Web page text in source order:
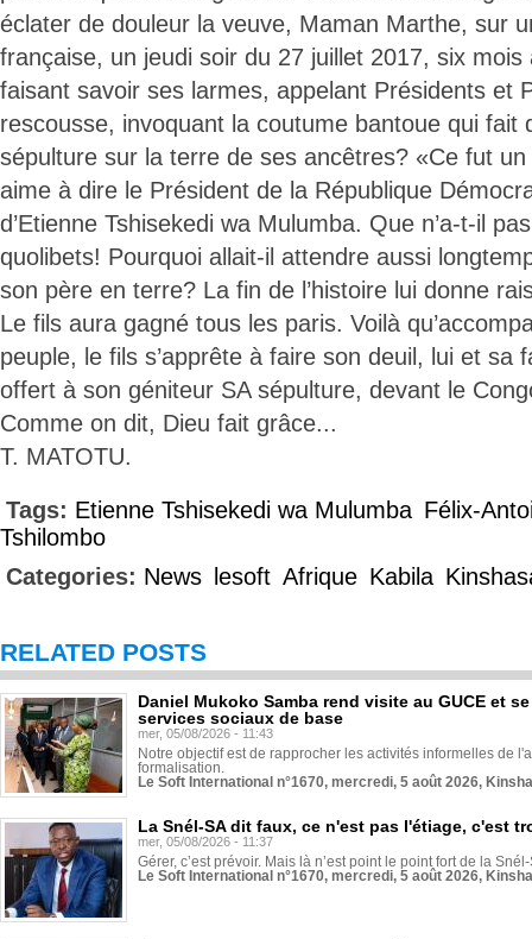
éclater de douleur la veuve, Maman Marthe, sur
française, un jeudi soir du 27 juillet 2017, six mois
faisant savoir ses larmes, appelant Présidents et
rescousse, invoquant la coutume bantoue qui fait
sépulture sur la terre de ses ancêtres? «Ce fut
aime à dire le Président de la République
d’Etienne Tshisekedi wa Mulumba. Que n’a-t-il
quolibets! Pourquoi allait-il attendre aussi
son père en terre? La fin de l’histoire lui donne
Le fils aura gagné tous les paris. Voilà
peuple, le fils s’apprête à faire son deuil, lui et sa
offert à son géniteur SA sépulture, devant le
Comme on dit, Dieu fait grâce...
T. MATOTU.
Tags: Etienne Tshisekedi wa Mulumba Félix-
Tshilombo
Categories: News lesoft Afrique Kabila
RELATED POSTS
Daniel Mukoko Samba rend visite au GUCE et
services sociaux de base
mer, 05/08/2026 - 11:43
Notre objectif est de rapprocher les activités informelles de
formalisation.
Le Soft International n°1670, mercredi, 5 août 2026,
La Snél-SA dit faux, ce n'est pas l'étiage, c'est
mer, 05/08/2026 - 11:37
Gérer, c’est prévoir. Mais là n’est point le point fort de la
Le Soft International n°1670, mercredi, 5 août 2026,